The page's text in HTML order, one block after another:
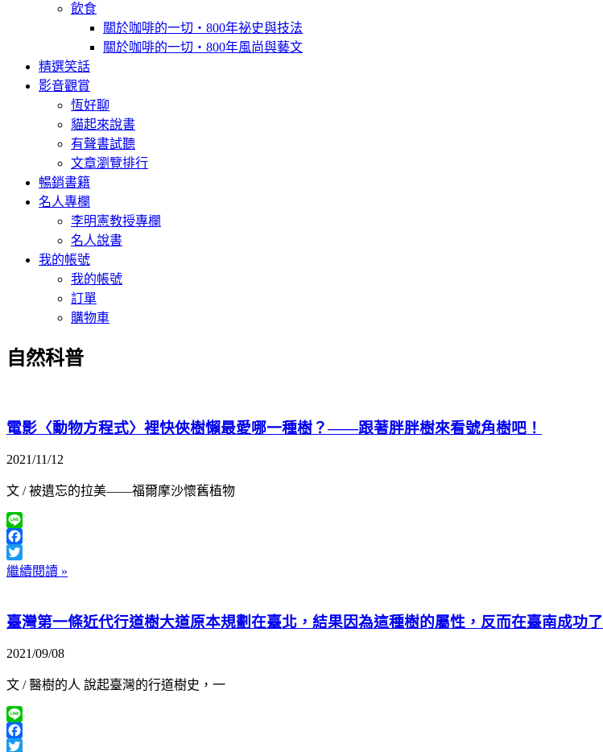
飲食
關於咖啡的一切‧800年祕史與技法
關於咖啡的一切‧800年風尚與藝文
精選笑話
影音觀賞
恆好聊
貓起來說書
有聲書試聽
文章瀏覽排行
暢銷書籍
名人專欄
李明憲教授專欄
名人說書
我的帳號
我的帳號
訂單
購物車
自然科普
電影〈動物方程式〉裡快俠樹懶最愛哪一種樹？——跟著胖胖樹來看號角樹吧！
2021/11/12
文 / 被遺忘的拉美——福爾摩沙懷舊植物
Line
Facebook
Twitter
繼續閱讀 »
臺灣第一條近代行道樹大道原本規劃在臺北，結果因為這種樹的屬性，反而在臺南成功了
2021/09/08
文 / 醫樹的人 說起臺灣的行道樹史，一
Line
Facebook